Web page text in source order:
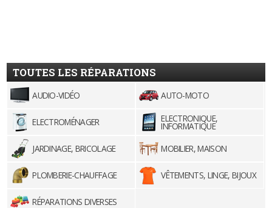
TOUTES LES RÉPARATIONS
AUDIO-VIDÉO AUTO-MOTO
ELECTROMÉNAGER ELECTRONIQUE,
INFORMATIQUE
JARDINAGE, BRICOLAGE
MOBILIER, MAISON
PLOMBERIE-CHAUFFAGE VÊTEMENTS, LINGE, BIJOUX
RÉPARATIONS DIVERSES